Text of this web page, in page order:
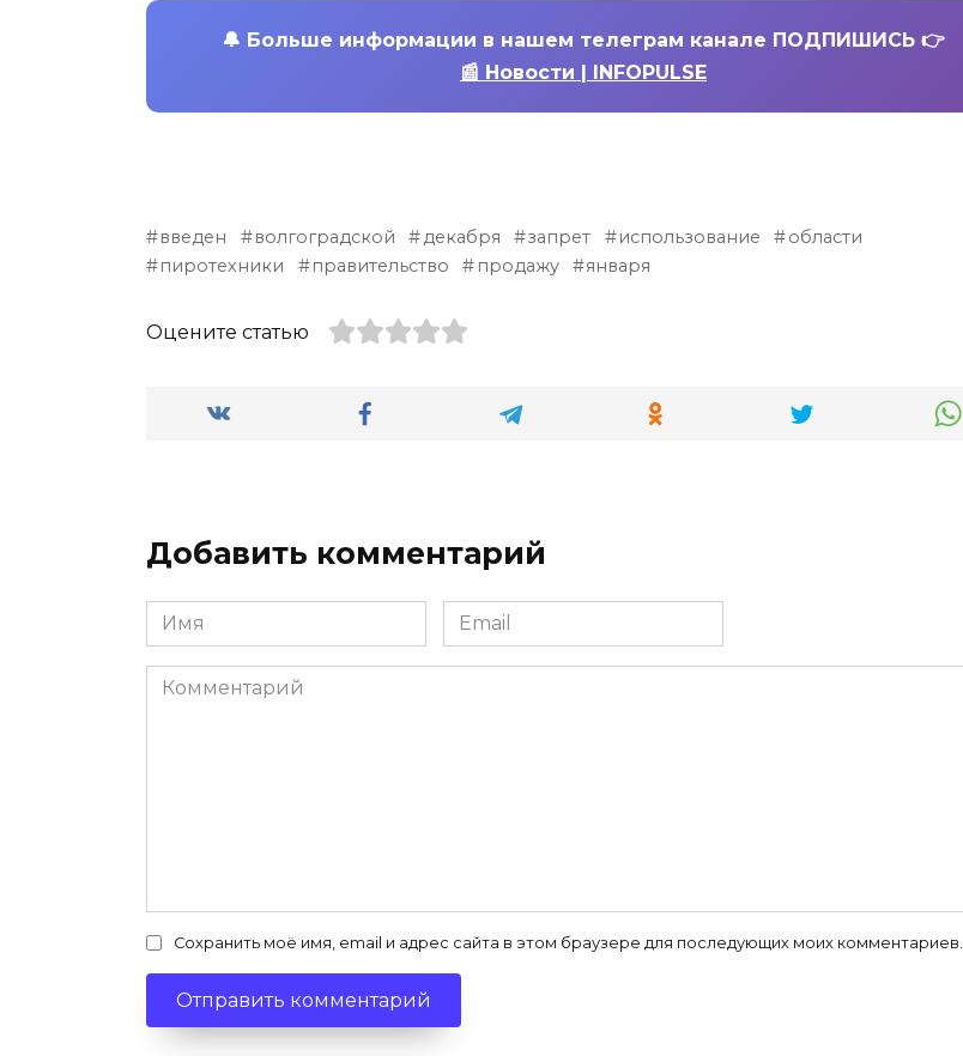
🔔 Больше информации в нашем телеграм канале ПОДПИШИСЬ 👉
📰 Новости | INFOPULSE
введен волгоградской декабря запрет использование
области
пиротехники
правительство продажу января
Оцените статью
Добавить комментарий
Имя
*
Email
*
Комментарий
Сохранить моё имя, email и адрес сайта в этом браузере для последующих моих комментариев.